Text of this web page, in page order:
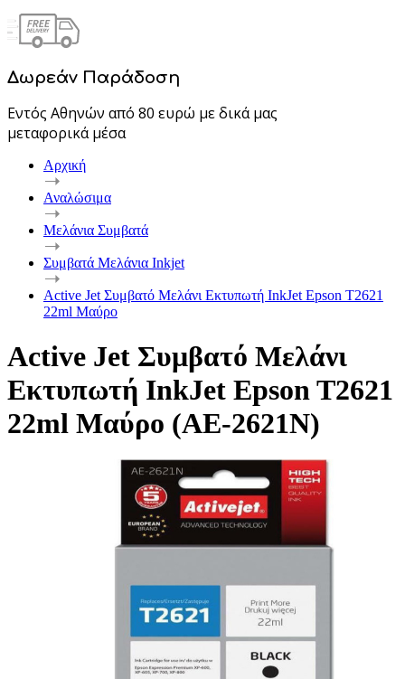
Δωρεάν Παράδοση
Εντός Αθηνών από 80 ευρώ με δικά μας
μεταφορικά μέσα
Αρχική
Αναλώσιμα
Μελάνια Συμβατά
Συμβατά Μελάνια Inkjet
Active Jet Συμβατό Μελάνι Εκτυπωτή InkJet Epson T2621
22ml Μαύρο
Active Jet Συμβατό Μελάνι
Εκτυπωτή InkJet Epson T2621
22ml Μαύρο (AE-2621N)